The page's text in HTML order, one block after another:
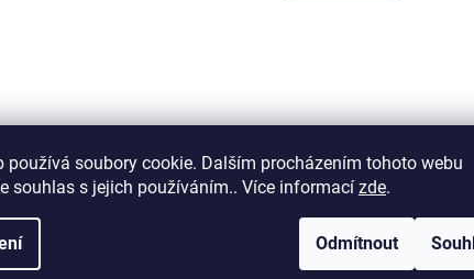
používá soubory cookie. Dalším procházením tohoto webu
souhlas s jejich používáním.. Více informací zde.
Odmítnout